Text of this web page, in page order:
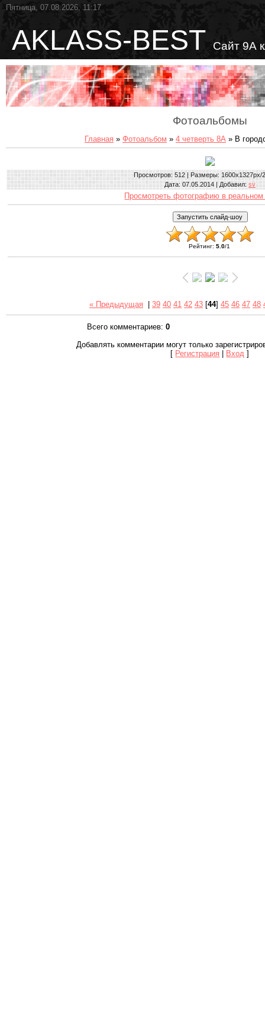
Пятница, 07.08.2026, 11:17
AKLASS-BEST Сайт 9А
Фотоальбомы
Главная » Фотоальбом » 4 четверть 8А » В
Просмотров: 512 | Размеры: 1600x1327px/
Дата: 07.05.2014 | Добавил: sv
Просмотреть фотографию в реальном
Рейтинг:5.0/1
« Предыдущая 39 40 41 42 43 [44] 45 46 47 48
Всего комментариев: 0
Добавлять комментарии могут только
[ Регистрация | Вход ]